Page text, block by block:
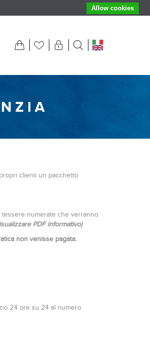
clienti un pacchetto
numerate che verranno
PDF informativo)
non venisse pagata.
24 ore su 24 al numero
Allow cookies